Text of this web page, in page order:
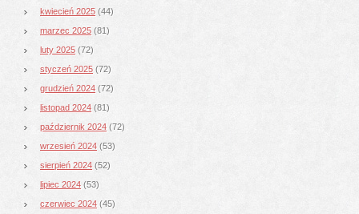
kwiecień 2025 (44)
marzec 2025 (81)
luty 2025 (72)
styczeń 2025 (72)
grudzień 2024 (72)
listopad 2024 (81)
październik 2024 (72)
wrzesień 2024 (53)
sierpień 2024 (52)
lipiec 2024 (53)
czerwiec 2024 (45)